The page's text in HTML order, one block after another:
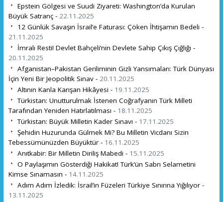
Epstein Gölgesi ve Suudi Ziyareti: Washington’da Kurulan
Büyük Satranç - 22.11.2025
12 Günlük Savaşın İsrail’e Faturası: Çöken İhtişamın Bedeli -
21.11.2025
İmralı Resti! Devlet Bahçeli’nin Devlete Sahip Çıkış Çığlığı -
20.11.2025
Afganistan–Pakistan Geriliminin Gizli Yansımaları: Türk Dünyası
İçin Yeni Bir Jeopolitik Sınav - 20.11.2025
Altının Kanla Karışan Hikâyesi - 19.11.2025
Türkistan: Unutturulmak İstenen Coğrafyanın Türk Milleti
Tarafından Yeniden Hatırlatılması - 18.11.2025
Türkistan: Büyük Milletin Kader Sınavı - 17.11.2025
Şehidin Huzurunda Gülmek Mi? Bu Milletin Vicdanı Sizin
Tebessümünüzden Büyüktür - 16.11.2025
Anıtkabir: Bir Milletin Diriliş Mabedi - 15.11.2025
O Paylaşımın Gösterdiği Hakikat! Türk’ün Sabrı Selametini
Kimse Sınamasın - 14.11.2025
Adım Adım İzledik: İsrail’in Füzeleri Türkiye Sınırına Yığılıyor -
13.11.2025